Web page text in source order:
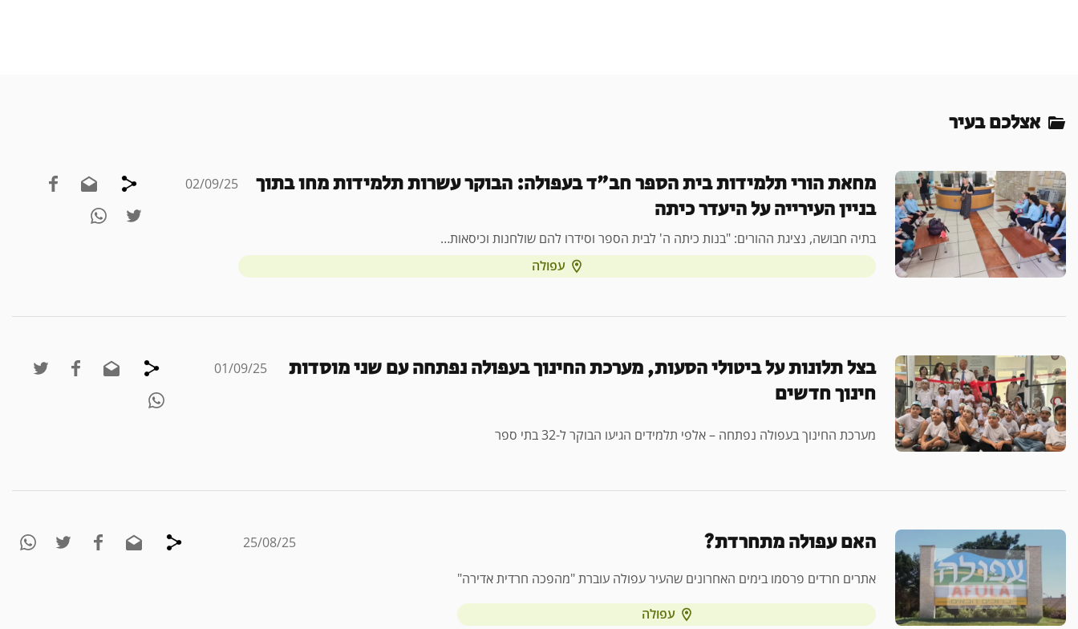
אצלכם בעיר
מחאת הורי תלמידות בית הספר חב"ד בעפולה: הבוקר עשרות תלמידות מחו בתוך
בניין העירייה על היעדר כיתה
בתיה חבושה, נציגת ההורים: "בנות כיתה ה' לבית הספר וסידרו להם שולחנות וכיסאות…
עפולה
02/09/25
בצל תלונות על ביטולי הסעות, מערכת החינוך בעפולה נפתחה עם שני מוסדות
חינוך חדשים
מערכת החינוך בעפולה נפתחה – אלפי תלמידים הגיעו הבוקר ל-32 בתי ספר
01/09/25
האם עפולה מתחרדת?
אתרים חרדים פרסמו בימים האחרונים שהעיר עפולה עוברת "מהפכה חרדית אדירה"
עפולה
25/08/25